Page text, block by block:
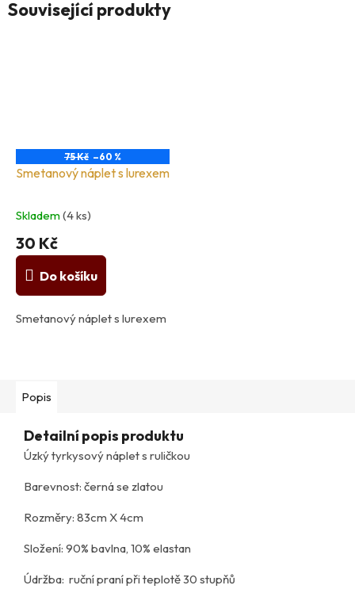
Související produkty
75 Kč –60 %
Smetanový náplet s lurexem
Skladem(4 ks)
30 Kč
Do košíku
Smetanový náplet s lurexem
Popis
Detailní popis produktu
Úzký tyrkysový náplet s ruličkou
Barevnost: černá se zlatou
Rozměry: 83cm X 4cm
Složení: 90% bavlna, 10% elastan
Údržba: ruční praní při teplotě 30 stupňů